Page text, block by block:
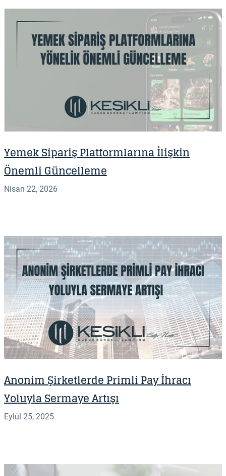
Yemek Sipariş Platformlarına İlişkin
Önemli Güncelleme
Nisan 22, 2026
Anonim Şirketlerde Primli Pay İhracı
Yoluyla Sermaye Artışı
Eylül 25, 2025